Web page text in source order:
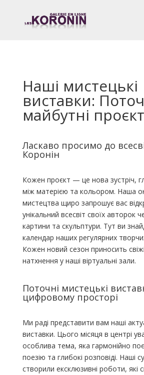
Наші мистецькі
виставки:
майбутні
Ласкаво просимо до
Коронін
Кожен проєкт — це нова зустріч,
між матерією та кольором. Наша
мистецтва щиро запрошує вас
унікальний всесвіт своїх авторок
картини та скульптури. Тут ви
календар наших регулярних
Кожен новий сезон приносить
натхнення у наші віртуальні зали.
Поточні мистецькі
цифровому просторі
Ми раді представити вам наші
виставки. Цього місяця в центрі
особлива тема, яка гармонійно
поезію та глибокі розповіді. Наші
створили ексклюзивні роботи, які